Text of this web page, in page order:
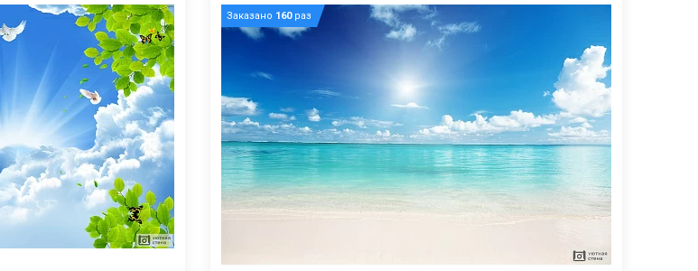
Заказано 160раз